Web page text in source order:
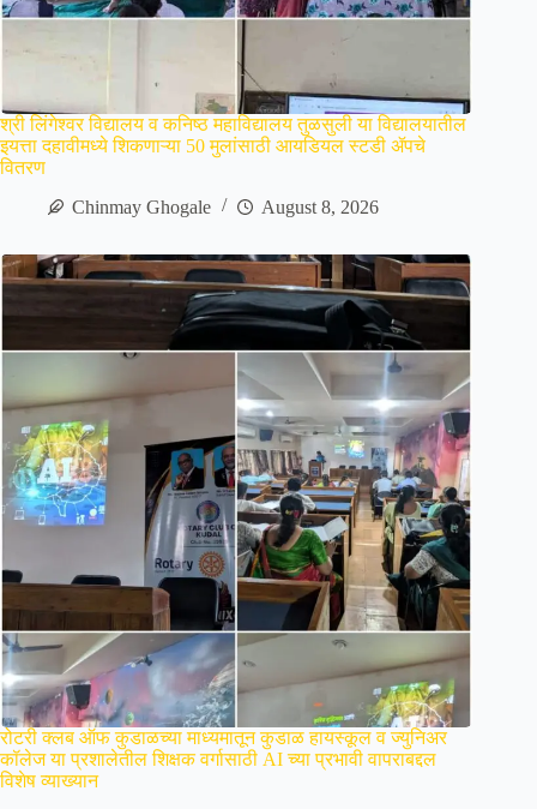
श्री लिंगेश्वर विद्यालय व कनिष्ठ महाविद्यालय तुळसुली या विद्यालयातील
इयत्ता दहावीमध्ये शिकणाऱ्या 50 मुलांसाठी आयडियल स्टडी ॲपचे
वितरण
Chinmay Ghogale
August 8, 2026
रोटरी क्लब ऑफ कुडाळच्या माध्यमातून कुडाळ हायस्कूल व ज्युनिअर
कॉलेज या प्रशालेतील शिक्षक वर्गासाठी AI च्या प्रभावी वापराबद्दल
विशेष व्याख्यान